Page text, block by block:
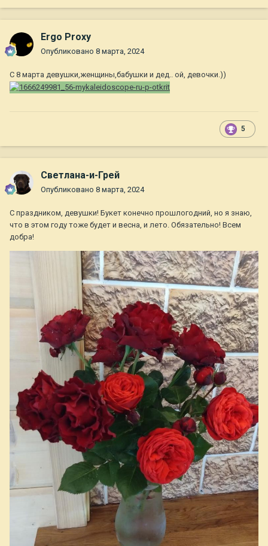
Ergo Proxy
Опубликовано 8 марта, 2024
С 8 марта девушки,женщины,бабушки и дед.. ой, девочки.))
5
Светлана-и-Грей
Опубликовано 8 марта, 2024
С праздником, девушки! Букет конечно прошлогодний, но я знаю,
что в этом году тоже будет и весна, и лето. Обязательно! Всем
добра!